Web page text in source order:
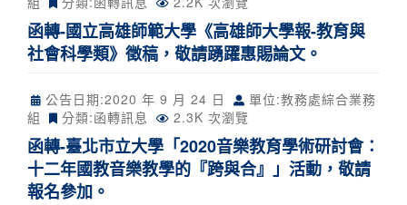
函轉-國立高雄師範大學《高雄師大學報-教育與
社會科學類》徵稿，敬請踴躍惠賜論文。
公告日期:2020 年 9 月 24 日
單位:教務處綜合業務
組
分類:函轉訊息 2.3K 次瀏覽
函轉-臺北市立大學「2020音樂教育學術研討會：
十二年國教音樂教學的『跨與合』」活動，敬請
報名參加。